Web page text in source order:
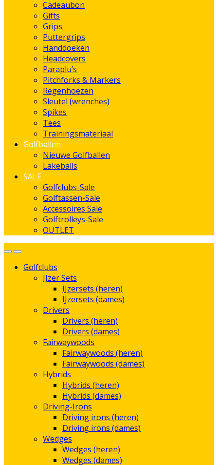
Cadeaubon
Gifts
Grips
Puttergrips
Handdoeken
Headcovers
Paraplu’s
Pitchforks & Markers
Regenhoezen
Sleutel (wrenches)
Spikes
Tees
Trainingsmateriaal
Golfballen
Nieuwe Golfballen
Lakeballs
SALE
Golfclubs-Sale
Golftassen-Sale
Accessoires Sale
Golftrolleys-Sale
OUTLET
Golfclubs
IJzer Sets
IJzersets (heren)
IJzersets (dames)
Drivers
Drivers (heren)
Drivers (dames)
Fairwaywoods
Fairwaywoods (heren)
Fairwaywoods (dames)
Hybrids
Hybrids (heren)
Hybrids (dames)
Driving-Irons
Driving irons (heren)
Driving irons (dames)
Wedges
Wedges (heren)
Wedges (dames)